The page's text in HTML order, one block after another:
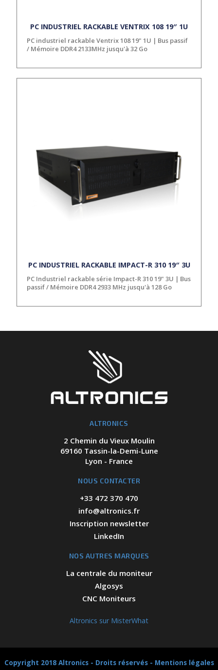
PC INDUSTRIEL RACKABLE VENTRIX 108 19″ 1U
PC industriel rackable Ventrix 108 19" 1U | Bus passif
/ Mémoire DDR4 2133MHz jusqu'à 32 Go
PC INDUSTRIEL RACKABLE IMPACT-R 310 19″ 3U
PC Industriel rackable série Impact-R 310 19" 3U | Bus
passif / Mémoire DDR4 2933 MHz jusqu'à 128 Go
ALTRONICS
2 Chemin du Vieux Moulin
69160 Tassin-la-Demi-Lune
Lyon - France
NOUS CONTACTER
+33 472 370 470
info@altronics.fr
Inscription newsletter
LinkedIn
NOS AUTRES MARQUES
La centrale du moniteur
Algosys
CNC Moniteurs
Altronics sur MisterWhat
Copyright 2018 Altronics - Droits réservés - Mentions légales